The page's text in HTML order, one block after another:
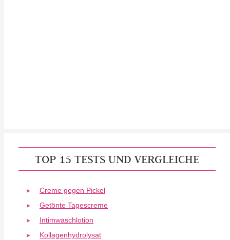
TOP 15 TESTS UND VERGLEICHE
Creme gegen Pickel
Getönte Tagescreme
Intimwaschlotion
Kollagenhydrolysat